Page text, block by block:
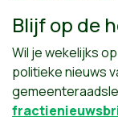
Blijf op de
Wil je wekelijks
politieke nieuws